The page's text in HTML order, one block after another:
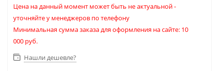
Цена на данный момент может быть не актуальной -
уточняйте у менеджеров по телефону
Минимальная сумма заказа для оформления на сайте: 10
000 руб.
Нашли дешевле?